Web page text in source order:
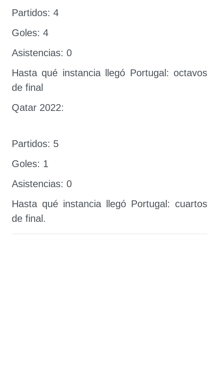
Partidos: 4
Goles: 4
Asistencias: 0
Hasta qué instancia llegó Portugal: octavos
de final
Qatar 2022:
Partidos: 5
Goles: 1
Asistencias: 0
Hasta qué instancia llegó Portugal: cuartos
de final.